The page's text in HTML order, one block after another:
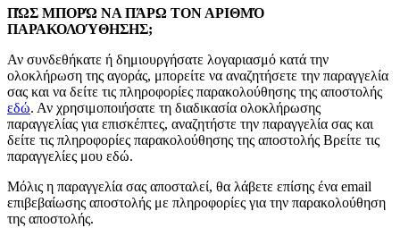
ΠΏΣ ΜΠΟΡΏ ΝΑ ΠΆΡΩ ΤΟΝ ΑΡΙΘΜΌ
ΠΑΡΑΚΟΛΟΎΘΗΣΗΣ;
Αν συνδεθήκατε ή δημιουργήσατε λογαριασμό κατά την
ολοκλήρωση της αγοράς, μπορείτε να αναζητήσετε την παραγγελία
σας και να δείτε τις πληροφορίες παρακολούθησης της αποστολής
εδώ. Αν χρησιμοποιήσατε τη διαδικασία ολοκλήρωσης
παραγγελίας για επισκέπτες, αναζητήστε την παραγγελία σας και
δείτε τις πληροφορίες παρακολούθησης της αποστολής Βρείτε τις
παραγγελίες μου εδώ.
Μόλις η παραγγελία σας αποσταλεί, θα λάβετε επίσης ένα email
επιβεβαίωσης αποστολής με πληροφορίες για την παρακολούθηση
της αποστολής.